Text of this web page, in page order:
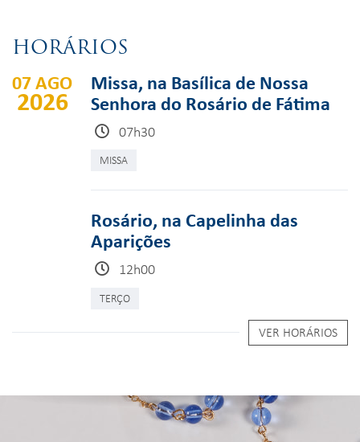
HORÁRIOS
07 AGO
2026
Missa, na Basílica de Nossa
Senhora do Rosário de Fátima
07h30
MISSA
Rosário, na Capelinha das
Aparições
12h00
TERÇO
VER HORÁRIOS